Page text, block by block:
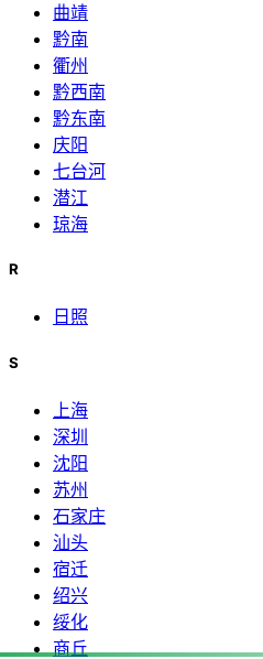
曲靖
黔南
衢州
黔西南
黔东南
庆阳
七台河
潜江
琼海
R
日照
S
上海
深圳
沈阳
苏州
石家庄
汕头
宿迁
绍兴
绥化
商丘